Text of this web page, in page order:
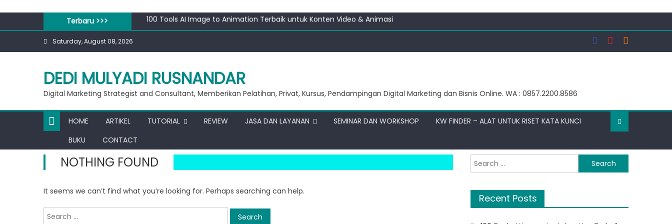
content
Terbaru >>>
100 Tools AI Image to Animation Terbaik untuk Konten Video & Animasi
Apa bedanya kata pengantar pendahuluan dan prakata ?
Private Google for Business
100 Tools AI Image to Animation Terbaik untuk Konten Video & Animasi
Saturday, August 08, 2026
DEDI MULYADI RUSNANDAR
Digital Marketing Strategist and Consultant, Memberikan Pelatihan, Privat, Kursus, Pendampingan Digital Marketing dan Bisnis Online. WA : 0857.2200.8586
HOME ARTIKEL TUTORIAL REVIEW JASA DAN LAYANAN SEMINAR DAN WORKSHOP
KW FINDER – ALAT UNTUK RISET KATA KUNCI
BUKU
CONTACT
NOTHING FOUND
It seems we can’t find what you’re looking for. Perhaps searching can help.
Search
Search
for:
Recent Posts